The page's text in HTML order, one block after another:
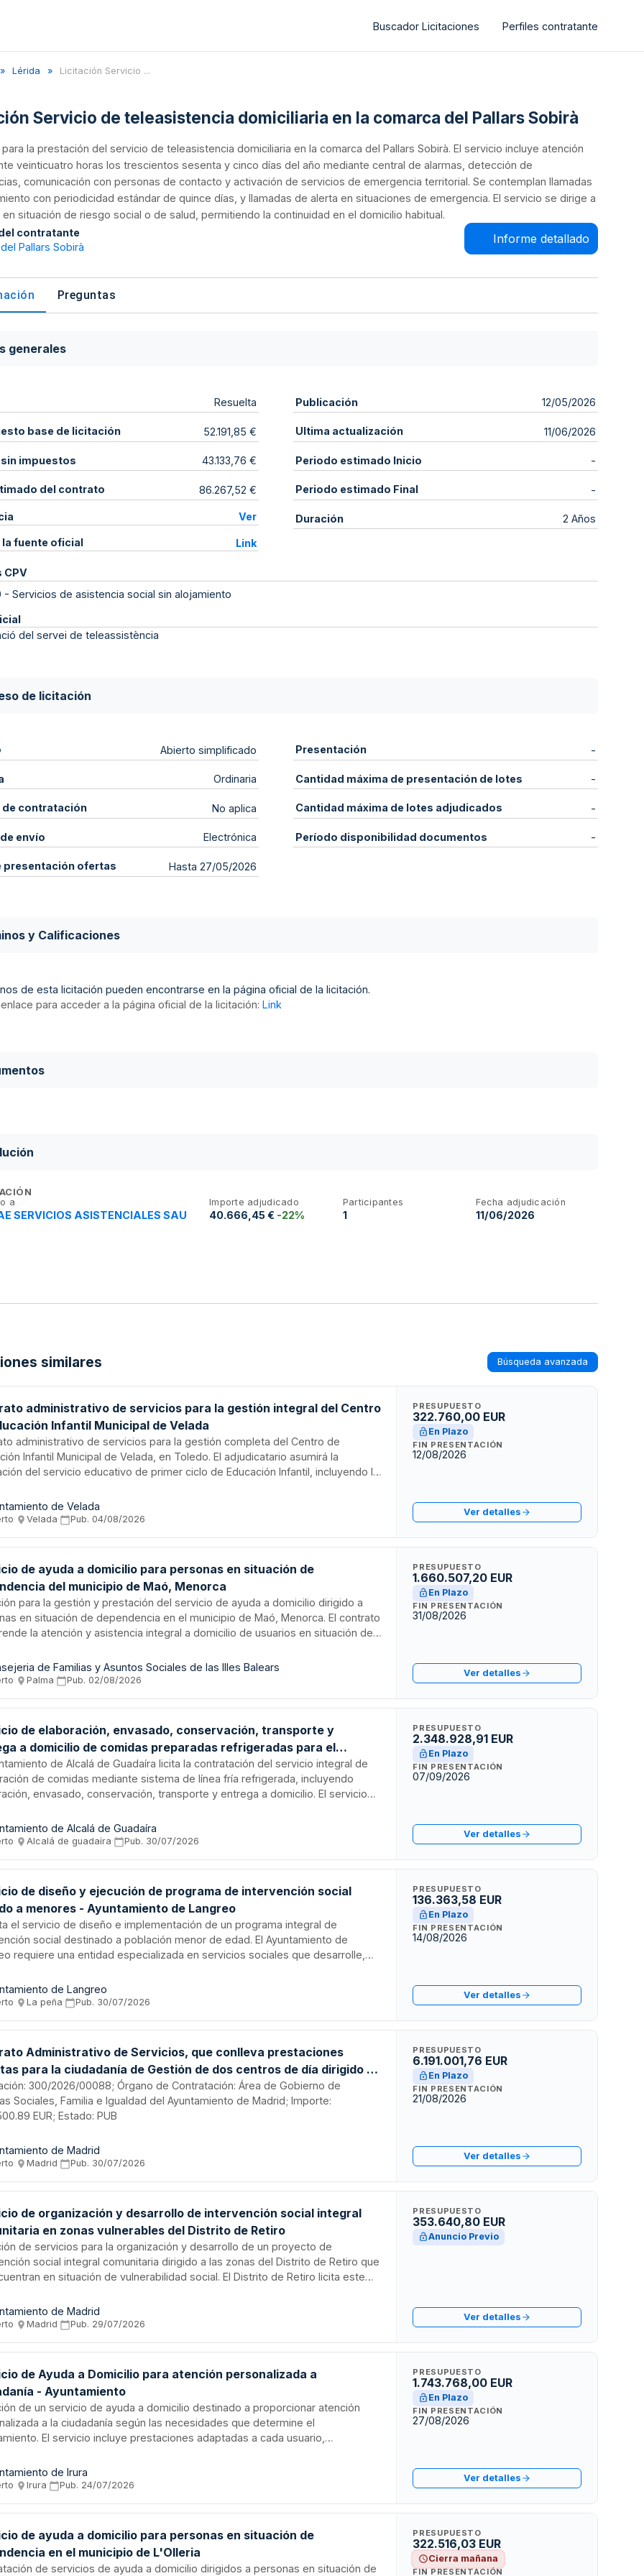
Buscador Licitaciones Perfiles contratante
Lérida Licitación Servicio ...
Servicio de teleasistencia domiciliaria en la comarca del Pallars Sobirà
la prestación del servicio de teleasistencia domiciliaria en la comarca del Pallars Sobirà. El servicio incluye atención
veinticuatro horas los trescientos sesenta y cinco días del año mediante central de alarmas, detección de
comunicación con personas de contacto y activación de servicios de emergencia territorial. Se contemplan llamadas
con periodicidad estándar de quince días, y llamadas de alerta en situaciones de emergencia. El servicio se dirige a
situación de riesgo social o de salud, permitiendo la continuidad en el domicilio habitual.
contratante
Pallars Sobirà
Informe detallado
Preguntas
generales
Resuelta
base de licitación 52.191,85 €
impuestos 43.133,76 €
del contrato 86.267,52 €
Ver
la fuente oficial Link
Publicación 12/05/2026
Ultima actualización 11/06/2026
Periodo estimado Inicio -
Periodo estimado Final -
Duración 2 Años
CPV
- Servicios de asistencia social sin alojamiento
del servei de teleassistència
de licitación
Abierto simplificado
Ordinaria
de contratación No aplica
envío Electrónica
presentación ofertas Hasta 27/05/2026
Presentación -
Cantidad máxima de presentación de lotes -
Cantidad máxima de lotes adjudicados -
Período disponibilidad documentos -
y Calificaciones
de esta licitación pueden encontrarse en la página oficial de la licitación.
para acceder a la página oficial de la licitación: Link
a
SERVICIOS ASISTENCIALES SAU
Importe adjudicado
40.666,45 € -22%
Participantes
1
Fecha adjudicación
11/06/2026
similares Búsqueda avanzada
administrativo de servicios para la gestión integral del Centro
Infantil Municipal de Velada
administrativo de servicios para la gestión completa del Centro de
Infantil Municipal de Velada, en Toledo. El adjudicatario asumirá la
del servicio educativo de primer ciclo de Educación Infantil, incluyendo la
y calidad de la atención a menores. El servicio busca favorecer la
de la vida familiar y laboral de los vecinos del municipio y facilitar el
de Velada
· Velada· Pub. 04/08/2026
PRESUPUESTO
322.760,00 EUR
En Plazo
FIN PRESENTACIÓN
12/08/2026
Ver detalles
de ayuda a domicilio para personas en situación de
del municipio de Maó, Menorca
para la gestión y prestación del servicio de ayuda a domicilio dirigido a
en situación de dependencia en el municipio de Maó, Menorca. El contrato
la atención y asistencia integral a domicilio de usuarios en situación de
es el municipio de Maó, con supervisión de la Unidad de Gestión
de la Conselleria de Famílias, Benestar Social i Atenció a la Dependència.
de Familias y Asuntos Sociales de las Illes Balears
· Palma· Pub. 02/08/2026
PRESUPUESTO
1.660.507,20 EUR
En Plazo
FIN PRESENTACIÓN
31/08/2026
Ver detalles
de elaboración, envasado, conservación, transporte y
a domicilio de comidas preparadas refrigeradas para el
de Ayuda a Domicilio del Ayuntamiento de Alcalá de Guadaíra
de Alcalá de Guadaíra licita la contratación del servicio integral de
de comidas mediante sistema de línea fría refrigerada, incluyendo
envasado, conservación, transporte y entrega a domicilio. El servicio
de un contrato de servicio sujeto a la Ley de Contratos del Sector Público,
de adjudicación abierto donde cualquier empresa interesada
a los criterios de valoración establecidos en el pliego.
de Alcalá de Guadaíra
· Alcalá de guadaíra· Pub. 30/07/2026
PRESUPUESTO
2.348.928,91 EUR
En Plazo
FIN PRESENTACIÓN
07/09/2026
Ver detalles
de diseño y ejecución de programa de intervención social
a menores - Ayuntamiento de Langreo
el servicio de diseño e implementación de un programa integral de
social destinado a población menor de edad. El Ayuntamiento de
requiere una entidad especializada en servicios sociales que desarrolle,
técnicos, humanos y organizativos necesarios en todas las fases de
del servicio.
de Langreo
· La peña· Pub. 30/07/2026
PRESUPUESTO
136.363,58 EUR
En Plazo
FIN PRESENTACIÓN
14/08/2026
Ver detalles
Administrativo de Servicios, que conlleva prestaciones
para la ciudadanía de Gestión de dos centros de día dirigido a
en situación de máxima exclusión social de la ciudad de Madrid
300/2026/00088; Órgano de Contratación: Área de Gobierno de
Sociales, Familia e Igualdad del Ayuntamiento de Madrid; Importe:
EUR; Estado: PUB
de Madrid
· Madrid· Pub. 30/07/2026
PRESUPUESTO
6.191.001,76 EUR
En Plazo
FIN PRESENTACIÓN
21/08/2026
Ver detalles
de organización y desarrollo de intervención social integral
en zonas vulnerables del Distrito de Retiro
de servicios para la organización y desarrollo de un proyecto de
social integral comunitaria dirigido a las zonas del Distrito de Retiro que
en situación de vulnerabilidad social. El Distrito de Retiro licita este
a la población vulnerable, promoviendo la cohesión social, la
y el bienestar comunitario en Madrid. El proyecto abarca la planificación,
de vida de los colectivos en riesgo de exclusión social.
de Madrid
· Madrid· Pub. 29/07/2026
PRESUPUESTO
353.640,80 EUR
Anuncio Previo
Ver detalles
de Ayuda a Domicilio para atención personalizada a
- Ayuntamiento
de un servicio de ayuda a domicilio destinado a proporcionar atención
a la ciudadanía según las necesidades que determine el
El servicio incluye prestaciones adaptadas a cada usuario,
cumpla los requisitos especificados en la Disposición Adicional 48ª de
9/2017 de Contratos del Sector Público, demostrando misión de servicio
de Irura
· Irura· Pub. 24/07/2026
PRESUPUESTO
1.743.768,00 EUR
En Plazo
FIN PRESENTACIÓN
27/08/2026
Ver detalles
de ayuda a domicilio para personas en situación de
en el municipio de L'Olleria
de servicios de ayuda a domicilio dirigidos a personas en situación de
PRESUPUESTO
322.516,03 EUR
Cierra mañana
FIN PRESENTACIÓN